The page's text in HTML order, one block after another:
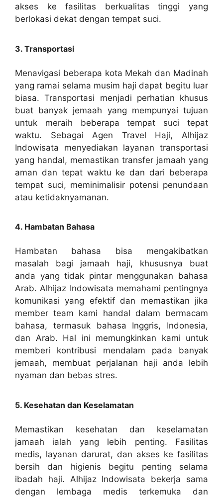
akses ke fasilitas berkualitas tinggi yang
berlokasi dekat dengan tempat suci.
3. Transportasi
Menavigasi beberapa kota Mekah dan Madinah
yang ramai selama musim haji dapat begitu luar
biasa. Transportasi menjadi perhatian khusus
buat banyak jemaah yang mempunyai tujuan
untuk meraih beberapa tempat suci tepat
waktu. Sebagai Agen Travel Haji, Alhijaz
Indowisata menyediakan layanan transportasi
yang handal, memastikan transfer jamaah yang
aman dan tepat waktu ke dan dari beberapa
tempat suci, meminimalisir potensi penundaan
atau ketidaknyamanan.
4. Hambatan Bahasa
Hambatan bahasa bisa mengakibatkan
masalah bagi jamaah haji, khususnya buat
anda yang tidak pintar menggunakan bahasa
Arab. Alhijaz Indowisata memahami pentingnya
komunikasi yang efektif dan memastikan jika
member team kami handal dalam bermacam
bahasa, termasuk bahasa Inggris, Indonesia,
dan Arab. Hal ini memungkinkan kami untuk
memberi kontribusi mendalam pada banyak
jemaah, membuat perjalanan haji anda lebih
nyaman dan bebas stres.
5. Kesehatan dan Keselamatan
Memastikan kesehatan dan keselamatan
jamaah ialah yang lebih penting. Fasilitas
medis, layanan darurat, dan akses ke fasilitas
bersih dan higienis begitu penting selama
ibadah haji. Alhijaz Indowisata bekerja sama
dengan lembaga medis terkemuka dan